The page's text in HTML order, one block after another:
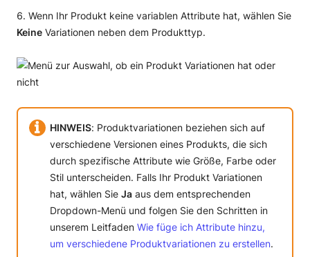
Wenn Ihr Produkt keine variablen Attribute hat, wählen Sie
Keine Variationen neben dem Produkttyp.
HINWEIS: Produktvariationen beziehen sich auf
verschiedene Versionen eines Produkts, die sich
durch spezifische Attribute wie Größe, Farbe oder
Stil unterscheiden. Falls Ihr Produkt Variationen
hat, wählen Sie Ja aus dem entsprechenden
Dropdown-Menü und folgen Sie den Schritten in
unserem Leitfaden Wie füge ich Attribute hinzu,
um verschiedene Produktvariationen zu erstellen.